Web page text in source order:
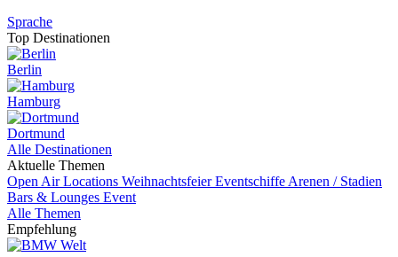
Sprache
Top Destinationen
Berlin
Hamburg
Dortmund
Alle Destinationen
Aktuelle Themen
Open Air Locations WeihnachtsfeierEventschiffe Arenen / Stadien
Bars & Lounges Event
Alle Themen
Empfehlung